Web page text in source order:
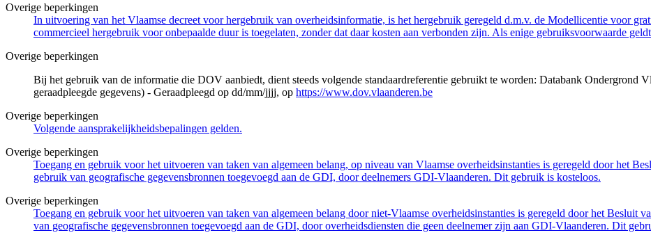
Overige beperkingen
In uitvoering van het Vlaamse decreet voor hergebruik van overheidsinformatie, is het hergebruik geregeld d.m.v. de Modellicentie voor
commercieel hergebruik voor onbepaalde duur is toegelaten, zonder dat daar kosten aan verbonden zijn. Als enige gebruiksvoorwaarde
Overige beperkingen
Bij het gebruik van de informatie die DOV aanbiedt, dient steeds volgende standaardreferentie gebruikt te worden: Databank Ondergrond
geraadpleegde gegevens) - Geraadpleegd op dd/mm/jjjj, op https://www.dov.vlaanderen.be
Overige beperkingen
Volgende aansprakelijkheidsbepalingen gelden.
Overige beperkingen
Toegang en gebruik voor het uitvoeren van taken van algemeen belang, op niveau van Vlaamse overheidsinstanties is geregeld door het
gebruik van geografische gegevensbronnen toegevoegd aan de GDI, door deelnemers GDI-Vlaanderen. Dit gebruik is kosteloos.
Overige beperkingen
Toegang en gebruik voor het uitvoeren van taken van algemeen belang door niet-Vlaamse overheidsinstanties is geregeld door het Besluit
van geografische gegevensbronnen toegevoegd aan de GDI, door overheidsdiensten die geen deelnemer zijn aan GDI-Vlaanderen. Dit